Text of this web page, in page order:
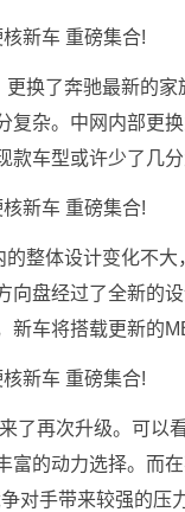
换了奔驰最新的
复杂。中网内部更
款车型或许少了几
整体设计变化不
向盘经过了全新的
新车将搭载更新的
了再次升级。可以
富的动力选择。而
对手带来较强的压力